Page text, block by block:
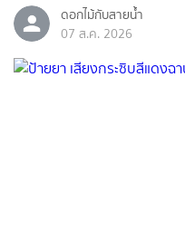
ดอกไม้กับสายน้ำ
07 ส.ค. 2026